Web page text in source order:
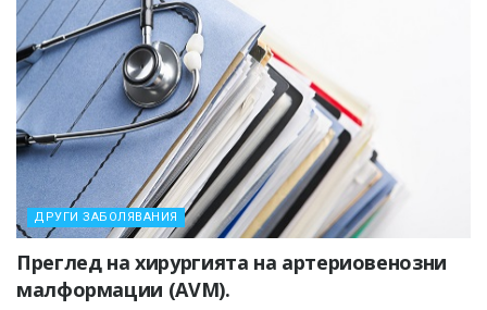
ДРУГИ ЗАБОЛЯВАНИЯ
Преглед на хирургията на артериовенозни
малформации (AVM).